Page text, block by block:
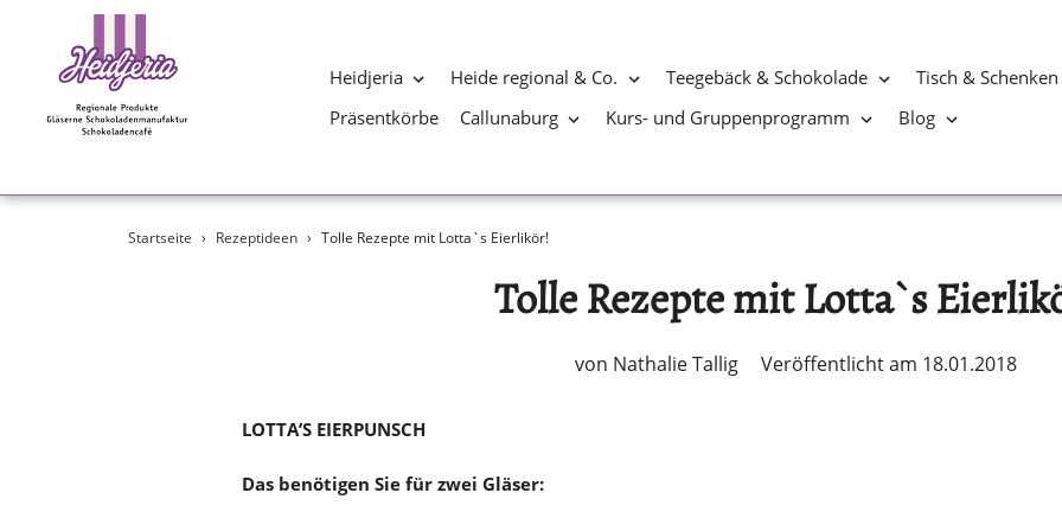
Heidjeria Heide regional & Co. Teegebäck & Schokolade
Tisch & Schenken
Präsentkörbe
Callunaburg Kurs- und Gruppenprogramm Blog
Startseite › Rezeptideen › Tolle Rezepte mit Lotta`s Eierlikör!
Tolle Rezepte mit Lotta`s
von Nathalie Tallig Veröffentlicht am 18.01.2018
LOTTA’S EIERPUNSCH
Das benötigen Sie für zwei Gläser: